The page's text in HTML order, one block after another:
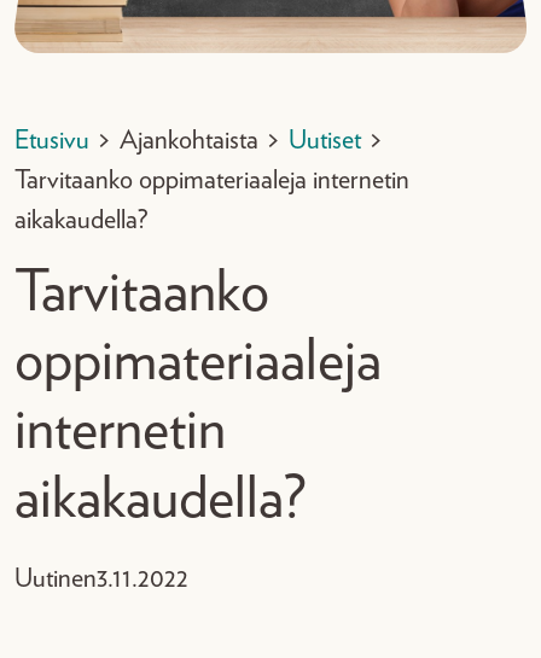
Etusivu > Ajankohtaista > Uutiset >
Tarvitaanko oppimateriaaleja internetin
aikakaudella?
Tarvitaanko
oppimateriaaleja
internetin
aikakaudella?
Uutinen3.11.2022